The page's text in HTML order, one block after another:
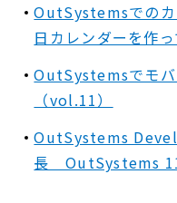
OutSystemsでのカ
日カレンダーを作
OutSystemsでモバ
（vol.11）
OutSystems
長 OutSystems 11